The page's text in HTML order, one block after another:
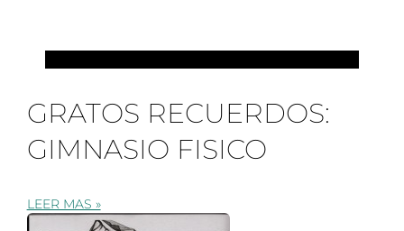
GRATOS RECUERDOS:
GIMNASIO FISICO
LEER MAS »